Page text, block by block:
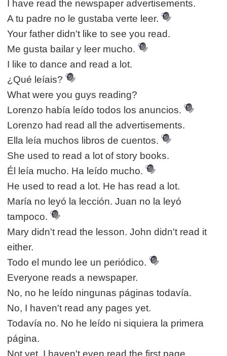
I have read the newspaper advertisements.
A tu padre no le gustaba verte leer.
Your father didn't like to see you read.
Me gusta bailar y leer mucho.
I like to dance and read a lot.
¿Qué leíais?
What were you guys reading?
Lorenzo había leído todos los anuncios.
Lorenzo had read all the advertisements.
Ella leía muchos libros de cuentos.
She used to read a lot of story books.
Él leía mucho. Ha leído mucho.
He used to read a lot. He has read a lot.
María no leyó la lección. Juan no la leyó
tampoco.
Mary didn't read the lesson. John didn't read it
either.
Todo el mundo lee un periódico.
Everyone reads a newspaper.
No, no he leído ningunas páginas todavía.
No, I haven't read any pages yet.
Todavía no. No he leído ni siquiera la primera
página.
Not yet. I haven't even read the first page.